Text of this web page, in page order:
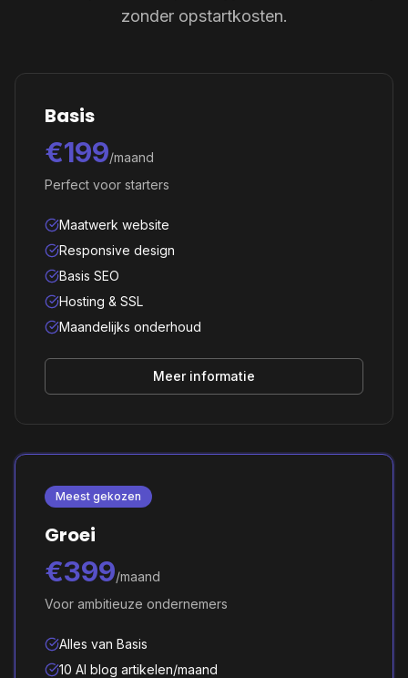
zonder opstartkosten.
Basis
€199/maand
Perfect voor starters
Maatwerk website
Responsive design
Basis SEO
Hosting & SSL
Maandelijks onderhoud
Meer informatie
Meest gekozen
Groei
€399/maand
Voor ambitieuze ondernemers
Alles van Basis
10 AI blog artikelen/maand